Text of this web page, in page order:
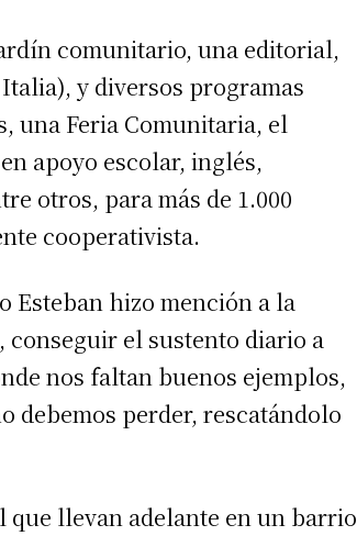
*Requerido
comunitario, una editorial,
y diversos programas
una Feria Comunitaria, el
apoyo escolar, inglés,
otros, para más de 1.000
cooperativista.
Esteban hizo mención a la
el sustento diario a
nos faltan buenos ejemplos,
debemos perder, rescatándolo
que llevan adelante en un barrio